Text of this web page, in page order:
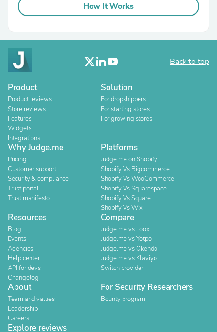
How It Works
Back to top
Product
Product reviews
Store reviews
Features
Widgets
Integrations
Solution
For dropshippers
For starting stores
For growing stores
Why Judge.me
Pricing
Customer support
Security & compliance
Trust portal
Trust manifesto
Platforms
Judge.me on Shopify
Shopify Vs Bigcommerce
Shopify Vs WooCommerce
Shopify Vs Squarespace
Shopify Vs Square
Shopify Vs Wix
Resources
Blog
Events
Agencies
Help center
API for devs
Changelog
Compare
Judge.me vs Loox
Judge.me vs Yotpo
Judge.me vs Okendo
Judge.me vs Klaviyo
Switch provider
About
Team and values
Leadership
Careers
For Security Researchers
Bounty program
Explore reviews